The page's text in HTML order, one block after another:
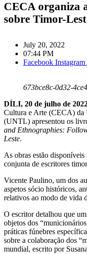
CECA organiza
sobre Timor-
July 20, 2022
07:44 PM
Facebook Instagram
673bce8c-0d32-
DÍLI, 20 de julho de
Cultura e Arte (CECA) da
(UNTL) apresentou os
and Ethnographies:
Leste.
As obras estão
conjunta de escritores
Vicente Paulino, um dos
aspetos sócio históricos,
relativos ao modo de vida
O escritor detalhou que
objetos dos
práticas fúnebres
sobre a colaboração dos
mundial, escrito por